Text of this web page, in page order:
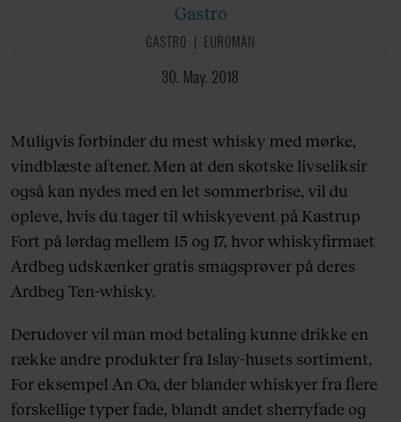
Gastro
GASTRO
EUROMAN
30. May. 2018
Muligvis forbinder du mest whisky med mørke,
vindblæste aftener. Men at den skotske livseliksir
også kan nydes med en let sommerbrise, vil du
opleve, hvis du tager til whiskyevent på Kastrup
Fort på lørdag mellem 15 og 17, hvor whiskyfirmaet
Ardbeg udskænker gratis smagsprøver på deres
Ardbeg Ten-whisky.
Derudover vil man mod betaling kunne drikke en
række andre produkter fra Islay-husets sortiment,
For eksempel An Oa, der blander whiskyer fra flere
forskellige typer fade, blandt andet sherryfade og